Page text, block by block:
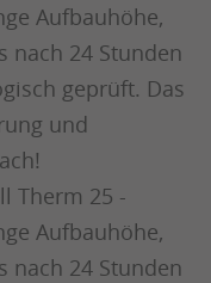
Aufbauhöhe,
nach 24 Stunden
geprüft. Das
und
Therm 25 -
Aufbauhöhe,
nach 24 Stunden